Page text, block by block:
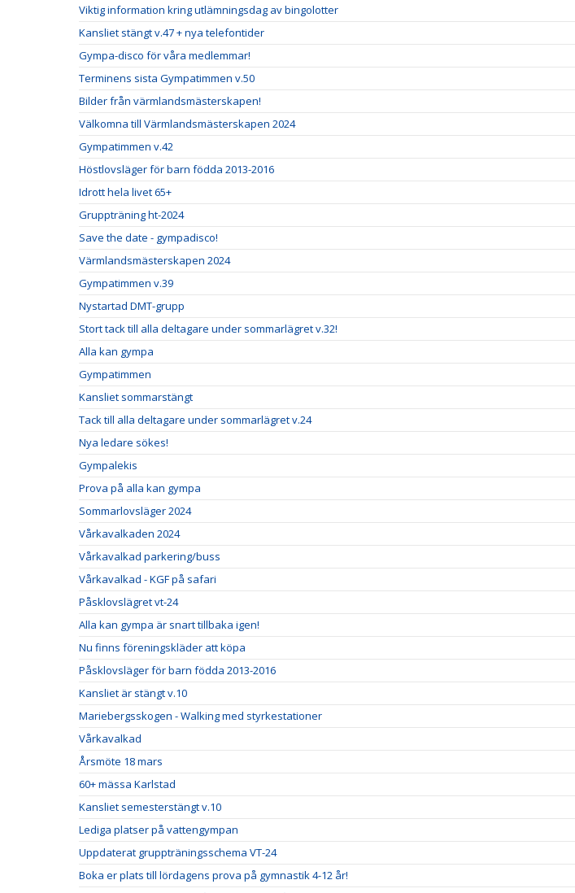
Viktig information kring utlämningsdag av bingolotter
Kansliet stängt v.47 + nya telefontider
Gympa-disco för våra medlemmar!
Terminens sista Gympatimmen v.50
Bilder från värmlandsmästerskapen!
Välkomna till Värmlandsmästerskapen 2024
Gympatimmen v.42
Höstlovsläger för barn födda 2013-2016
Idrott hela livet 65+
Gruppträning ht-2024
Save the date - gympadisco!
Värmlandsmästerskapen 2024
Gympatimmen v.39
Nystartad DMT-grupp
Stort tack till alla deltagare under sommarlägret v.32!
Alla kan gympa
Gympatimmen
Kansliet sommarstängt
Tack till alla deltagare under sommarlägret v.24
Nya ledare sökes!
Gympalekis
Prova på alla kan gympa
Sommarlovsläger 2024
Vårkavalkaden 2024
Vårkavalkad parkering/buss
Vårkavalkad - KGF på safari
Påsklovslägret vt-24
Alla kan gympa är snart tillbaka igen!
Nu finns föreningskläder att köpa
Påsklovsläger för barn födda 2013-2016
Kansliet är stängt v.10
Mariebergsskogen - Walking med styrkestationer
Vårkavalkad
Årsmöte 18 mars
60+ mässa Karlstad
Kansliet semesterstängt v.10
Lediga platser på vattengympan
Uppdaterat gruppträningsschema VT-24
Boka er plats till lördagens prova på gymnastik 4-12 år!